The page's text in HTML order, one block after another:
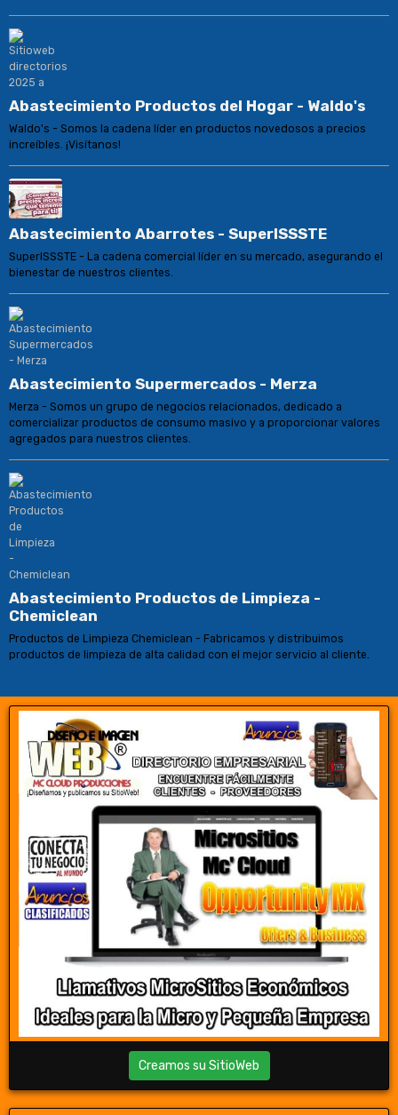
Abastecimiento Productos del Hogar - Waldo's
Waldo's - Somos la cadena líder en productos novedosos a precios
increíbles. ¡Visítanos!
Abastecimiento Abarrotes - SuperISSSTE
SuperISSSTE - La cadena comercial líder en su mercado, asegurando el
bienestar de nuestros clientes.
Abastecimiento Supermercados - Merza
Merza - Somos un grupo de negocios relacionados, dedicado a
comercializar productos de consumo masivo y a proporcionar valores
agregados para nuestros clientes.
Abastecimiento Productos de Limpieza -
Chemiclean
Productos de Limpieza Chemiclean - Fabricamos y distribuimos
productos de limpieza de alta calidad con el mejor servicio al cliente.
Creamos su SitioWeb